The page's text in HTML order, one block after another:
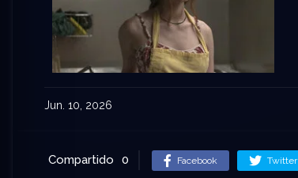
Jun. 10, 2026
Compartido 0 Facebook Twitter